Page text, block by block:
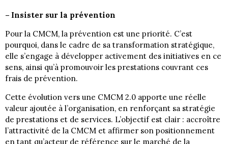
– Insister sur la prévention
Pour la CMCM, la prévention est une priorité. C’est
pourquoi, dans le cadre de sa transformation stratégique,
elle s’engage à développer activement des initiatives en ce
sens, ainsi qu’à promouvoir les prestations couvrant ces
frais de prévention.
Cette évolution vers une CMCM 2.0 apporte une réelle
valeur ajoutée à l’organisation, en renforçant sa stratégie
de prestations et de services. L’objectif est clair : accroître
l’attractivité de la CMCM et affirmer son positionnement
en tant qu’acteur de référence sur le marché de la